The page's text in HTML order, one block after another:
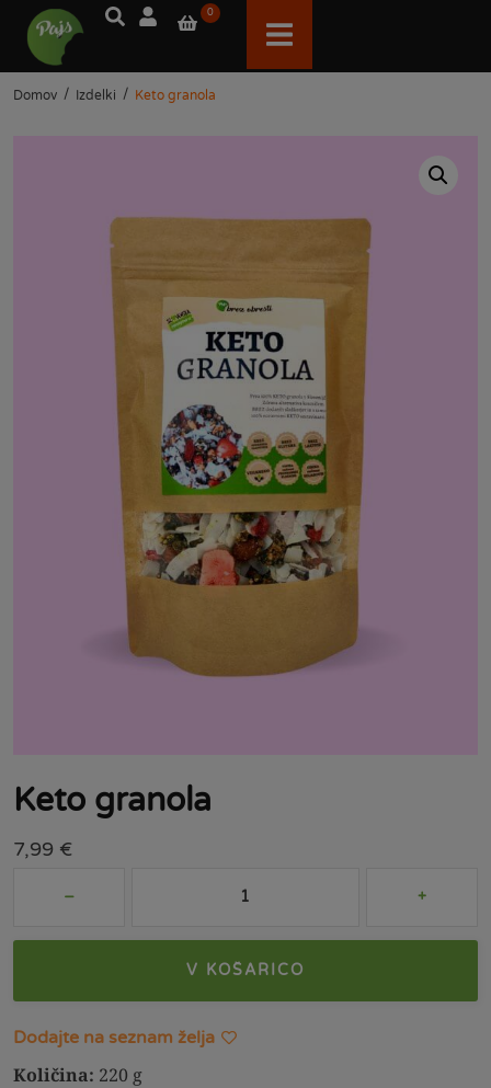
0
Domov / Izdelki / Keto granola
Keto granola
7,99 €
V KOŠARICO
Dodajte na seznam želja
Količina: 220 g